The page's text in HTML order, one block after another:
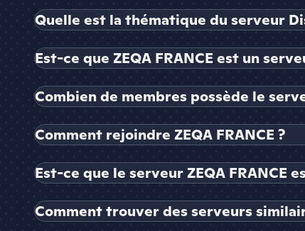
Quelle est la thématique du serveur
Est-ce que ZEQA FRANCE est un
Combien de membres possède le
Comment rejoindre ZEQA FRANCE ?
Est-ce que le serveur ZEQA FRANCE
Comment trouver des serveurs